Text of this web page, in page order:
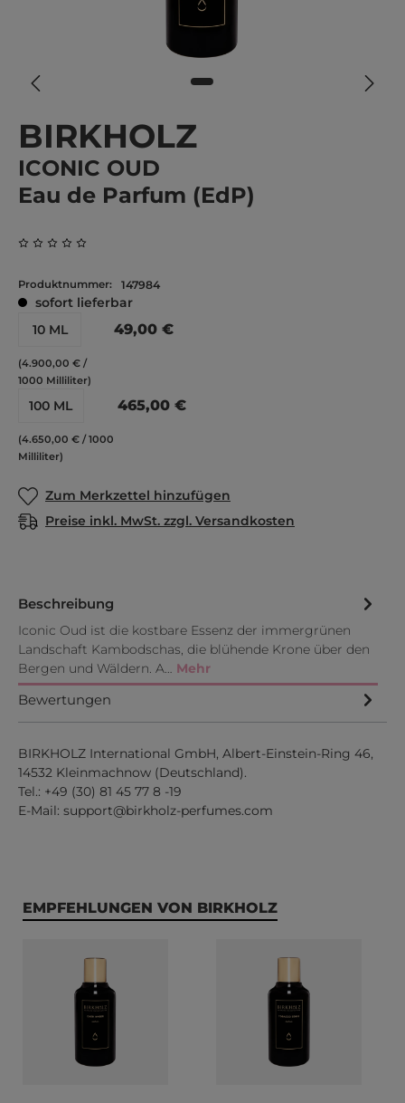
BIRKHOLZ
ICONIC OUD
Eau de Parfum (EdP)
Produktnummer: 147984
sofort lieferbar
10 ML
(4.900,00 € /
1000 Milliliter)
49,00 €
100 ML
(4.650,00 € / 1000
Milliliter)
465,00 €
Zum Merkzettel hinzufügen
Preise inkl. MwSt. zzgl. Versandkosten
Beschreibung
Iconic Oud ist die kostbare Essenz der immergrünen
Landschaft Kambodschas, die blühende Krone über den
Bergen und Wäldern. A… Mehr
Bewertungen
BIRKHOLZ International GmbH, Albert-Einstein-Ring 46,
14532 Kleinmachnow (Deutschland).
Tel.: +49 (30) 81 45 77 8 -19
E-Mail: support@birkholz-perfumes.com
Produktgalerie überspringen
EMPFEHLUNGEN VON BIRKHOLZ